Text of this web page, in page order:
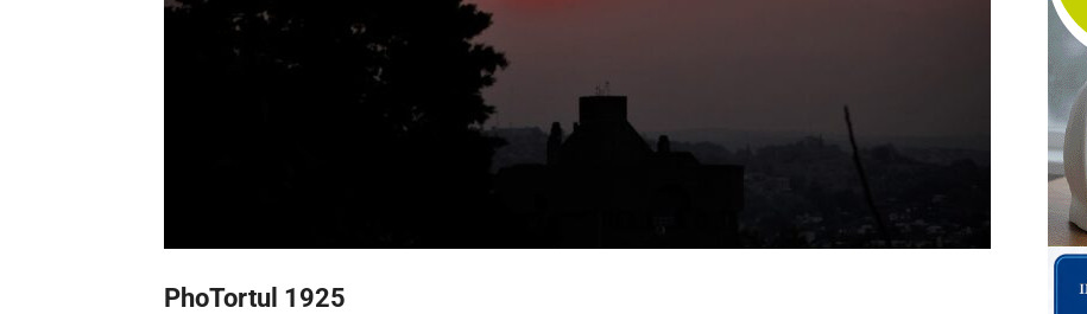
PhoTortul 1925